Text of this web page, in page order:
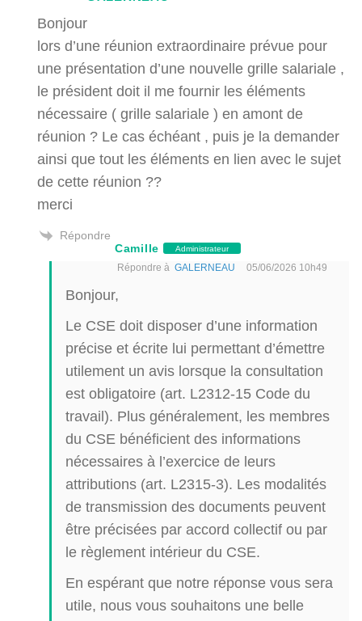
Bonjour
lors d’une réunion extraordinaire prévue pour
une présentation d’une nouvelle grille salariale ,
le président doit il me fournir les éléments
nécessaire ( grille salariale ) en amont de
réunion ? Le cas échéant , puis je la demander
ainsi que tout les éléments en lien avec le sujet
de cette réunion ??
merci
Répondre
Camille
Administrateur
Répondre à GALERNEAU 05/06/2026 10h49
Bonjour,
Le CSE doit disposer d’une information
précise et écrite lui permettant d’émettre
utilement un avis lorsque la consultation
est obligatoire (art. L2312-15 Code du
travail). Plus généralement, les membres
du CSE bénéficient des informations
nécessaires à l’exercice de leurs
attributions (art. L2315-3). Les modalités
de transmission des documents peuvent
être précisées par accord collectif ou par
le règlement intérieur du CSE.
En espérant que notre réponse vous sera
utile, nous vous souhaitons une belle